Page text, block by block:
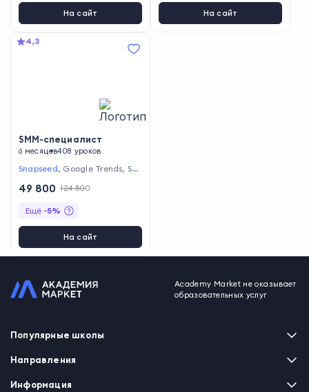
На сайт На сайт
4,3
SMM-специалист
6 месяцев408 уроков
Snapseed, Google Trends, Soc
49 800 124 500
Ещё -5%
На сайт
Academy Market не оказывает
образовательных услуг
Популярные школы
Skillbox
XYZ School
Направления
Программирование
Информация